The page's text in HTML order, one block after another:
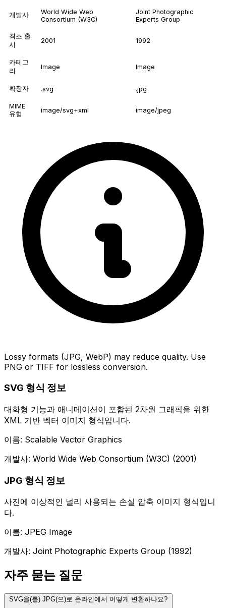
개발사
World Wide Web
Consortium (W3C)
Joint Photographic
Experts Group
최초 출
시
2001 1992
카테고
리
Image Image
확장자 .svg .jpg
MIME
유형
image/svg+xml image/jpeg
Lossy formats (JPG, WebP) may reduce quality. Use
PNG or TIFF for lossless conversion.
SVG 형식 정보
대화형 기능과 애니메이션이 포함된 2차원 그래픽을 위한
XML 기반 벡터 이미지 형식입니다.
이름: Scalable Vector Graphics
개발사: World Wide Web Consortium (W3C) (2001)
JPG 형식 정보
사진에 이상적인 널리 사용되는 손실 압축 이미지 형식입니
다.
이름: JPEG Image
개발사: Joint Photographic Experts Group (1992)
자주 묻는 질문
SVG을(를) JPG(으)로 온라인에서 어떻게 변환하나요?